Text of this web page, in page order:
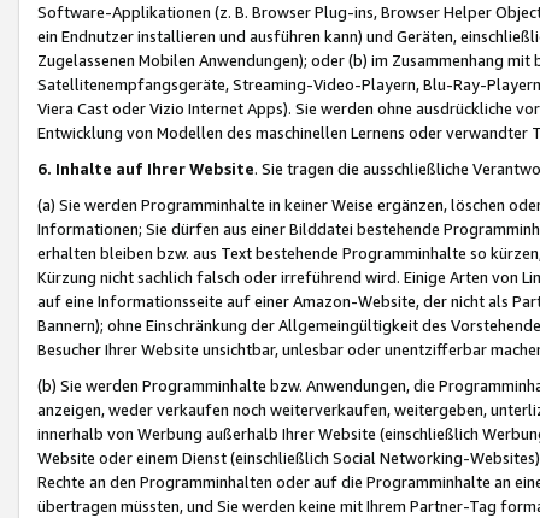
Software-Applikationen (z. B. Browser Plug-ins, Browser Helper
ein Endnutzer installieren und ausführen kann) und Geräten,
Zugelassenen Mobilen Anwendungen); oder (b) im Zusammenhang
Satellitenempfangsgeräte, Streaming-Video-Playern, Blu-Ray-
Viera Cast oder Vizio Internet Apps). Sie werden ohne ausdrückliche
Entwicklung von Modellen des maschinellen Lernens oder
6. Inhalte auf Ihrer Website. Sie tragen die ausschließliche
(a) Sie werden Programminhalte in keiner Weise ergänzen, löschen
Informationen; Sie dürfen aus einer Bilddatei bestehende
erhalten bleiben bzw. aus Text bestehende Programminhalte so
Kürzung nicht sachlich falsch oder irreführend wird. Einige Arten von
auf eine Informationsseite auf einer Amazon-Website, der nicht als
Bannern); ohne Einschränkung der Allgemeingültigkeit des
Besucher Ihrer Website unsichtbar, unlesbar oder unentzifferbar
(b) Sie werden Programminhalte bzw. Anwendungen, die
anzeigen, weder verkaufen noch weiterverkaufen, weitergeben,
innerhalb von Werbung außerhalb Ihrer Website (einschließlich
Website oder einem Dienst (einschließlich Social Networking-
Rechte an den Programminhalten oder auf die Programminhalte an
übertragen müssten, und Sie werden keine mit Ihrem Partner-Tag